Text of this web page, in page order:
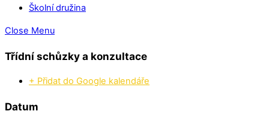
Školní družina
Close Menu
Třídní schůzky a konzultace
+ Přidat do Google kalendáře
Datum